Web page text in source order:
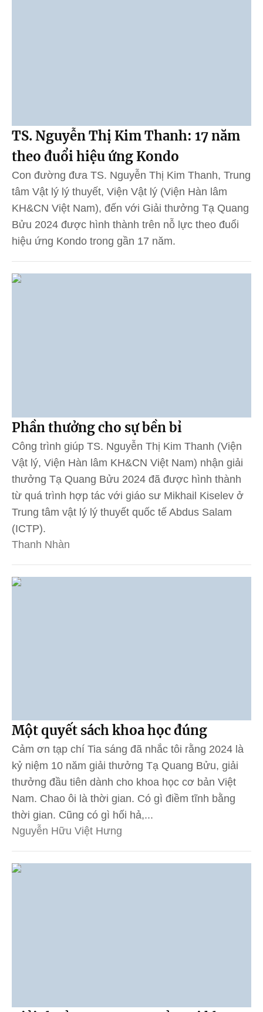
TS. Nguyễn Thị Kim Thanh: 17 năm
theo đuổi hiệu ứng Kondo
Con đường đưa TS. Nguyễn Thị Kim Thanh, Trung
tâm Vật lý lý thuyết, Viện Vật lý (Viện Hàn lâm
KH&CN Việt Nam), đến với Giải thưởng Tạ Quang
Bửu 2024 được hình thành trên nỗ lực theo đuổi
hiệu ứng Kondo trong gần 17 năm.
Phần thưởng cho sự bền bỉ
Công trình giúp TS. Nguyễn Thị Kim Thanh (Viện
Vật lý, Viện Hàn lâm KH&CN Việt Nam) nhận giải
thưởng Tạ Quang Bửu 2024 đã được hình thành
từ quá trình hợp tác với giáo sư Mikhail Kiselev ở
Trung tâm vật lý lý thuyết quốc tế Abdus Salam
(ICTP).
Thanh Nhàn
Một quyết sách khoa học đúng
Cảm ơn tạp chí Tia sáng đã nhắc tôi rằng 2024 là
kỷ niệm 10 năm giải thưởng Tạ Quang Bửu, giải
thưởng đầu tiên dành cho khoa học cơ bản Việt
Nam. Chao ôi là thời gian. Có gì điềm tĩnh bằng
thời gian. Cũng có gì hối hả,...
Nguyễn Hữu Việt Hưng